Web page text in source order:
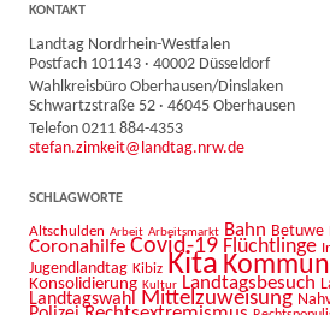
KONTAKT
Landtag Nordrhein-Westfalen
Postfach 101143 · 40002 Düsseldorf
Wahlkreisbüro Oberhausen/Dinslaken
Schwartzstraße 52 · 46045 Oberhausen
Telefon 0211 884-4353
stefan.zimkeit@landtag.nrw.de
SCHLAGWORTE
Altschulden Arbeit Arbeitsmarkt Bahn Betuwe
Coronahilfe Covid-19 Flüchtlinge
Jugendlandtag Kibiz Kita
Konsolidierung Kultur Landtagsbesuch
Landtagswahl Mittelzuweisung